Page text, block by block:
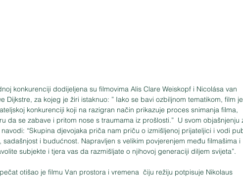
konkurenciji dodijeljena su filmovima Alis Clare Weiskopf i Nicolása van
Dijkstre, za kojeg je žiri istaknuo: ” Iako se bavi ozbiljnom tematikom, film je
konkurenciji koji na razigran način prikazuje proces snimanja filma,
da se zabave i pritom nose s traumama iz prošlosti.”  U svom objašnjenju
“Skupina djevojaka priča nam priču o izmišljenoj prijateljici i vodi
i budućnost. Napravljen s velikim povjerenjem među filmašima i
subjekte i tjera vas da razmišljate o njihovoj generaciji diljem svijeta”.
otišao je filmu Van prostora i vremena  čiju režiju potpisuje Nikolaus